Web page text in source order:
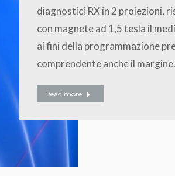
diagnostici RX in 2 proiezioni,
con magnete ad 1,5 tesla il
ai fini della programmazione
comprendente anche il
Read more